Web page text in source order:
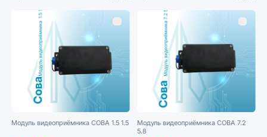
Модуль видеоприёмника СОВА 1.5 1.5
Модуль видеоприёмника СОВА 7.2
5.8